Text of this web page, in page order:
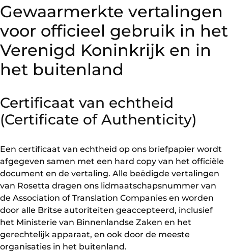
Gewaarmerkte vertalingen
voor officieel gebruik in het
Verenigd Koninkrijk en in
het buitenland
Certificaat van echtheid
(Certificate of Authenticity)
Een certificaat van echtheid op ons briefpapier wordt
afgegeven samen met een hard copy van het officiële
document en de vertaling. Alle beëdigde vertalingen
van Rosetta dragen ons lidmaatschapsnummer van
de Association of Translation Companies en worden
door alle Britse autoriteiten geaccepteerd, inclusief
het Ministerie van Binnenlandse Zaken en het
gerechtelijk apparaat, en ook door de meeste
organisaties in het buitenland.